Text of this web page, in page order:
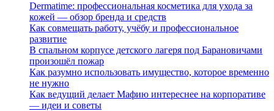
Dermatime: профессиональная косметика для ухода за
кожей — обзор бренда и средств
Как совмещать работу, учёбу и профессиональное
развитие
В спальном корпусе детского лагеря под Барановичами
произошёл пожар
Как разумно использовать имущество, которое временно
не нужно
Как ведущий делает Мафию интереснее на корпоративе
— идеи и советы